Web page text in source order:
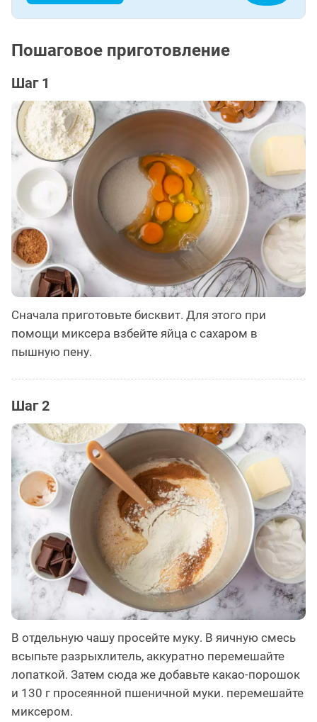
Пошаговое приготовление
Шаг 1
Сначала приготовьте бисквит. Для этого при
помощи миксера взбейте яйца с сахаром в
пышную пену.
Шаг 2
В отдельную чашу просейте муку. В яичную смесь
всыпьте разрыхлитель, аккуратно перемешайте
лопаткой. Затем сюда же добавьте какао-порошок
и 130 г просеянной пшеничной муки. перемешайте
миксером.